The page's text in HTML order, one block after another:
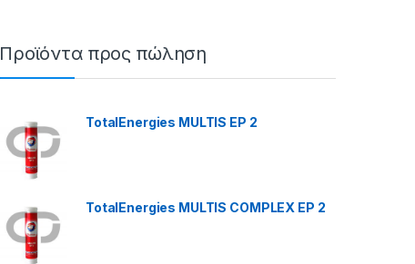
Προϊόντα προς πώληση
TotalEnergies MULTIS EP 2
TotalEnergies MULTIS COMPLEX EP 2